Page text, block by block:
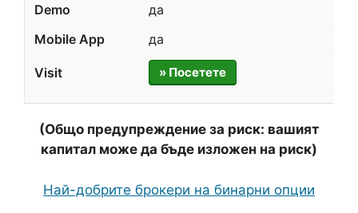
да
да
» Посетете
(Общо предупреждение за риск: вашият
капитал може да бъде изложен на риск)
Най-добрите брокери на бинарни опции